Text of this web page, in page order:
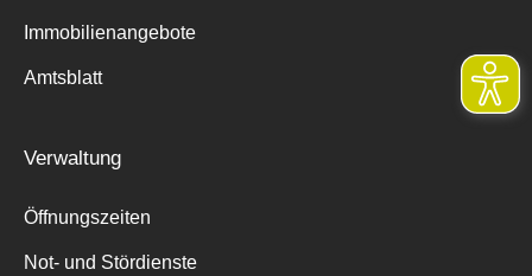
Immobilienangebote
Amtsblatt
Verwaltung
Öffnungszeiten
Not- und Stördienste